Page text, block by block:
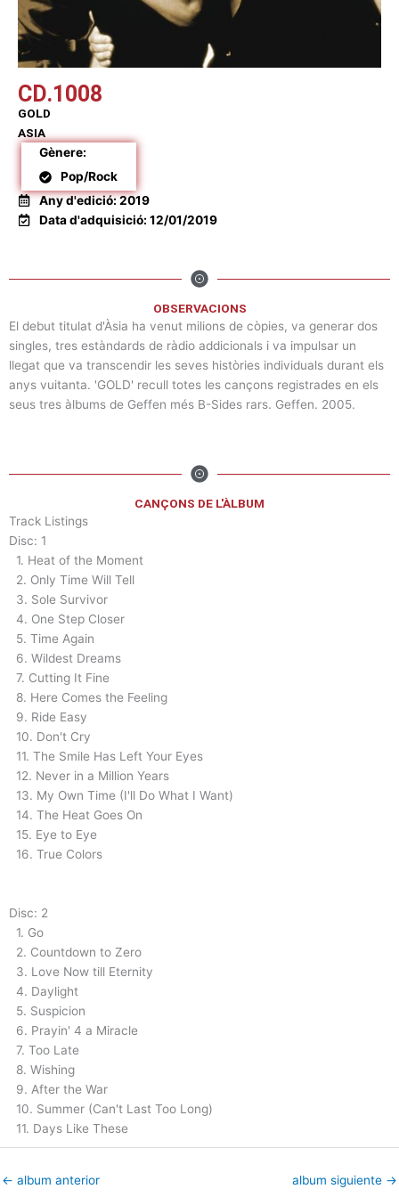
CD.1008
GOLD
ASIA
Gènere:
Pop/Rock
Any d'edició: 2019
Data d'adquisició: 12/01/2019
OBSERVACIONS
El debut titulat d'Àsia ha venut milions de còpies, va generar dos
singles, tres estàndards de ràdio addicionals i va impulsar un
llegat que va transcendir les seves històries individuals durant els
anys vuitanta. 'GOLD' recull totes les cançons registrades en els
seus tres àlbums de Geffen més B-Sides rars. Geffen. 2005.
CANÇONS DE L'ÀLBUM
Track Listings
Disc: 1
1. Heat of the Moment
2. Only Time Will Tell
3. Sole Survivor
4. One Step Closer
5. Time Again
6. Wildest Dreams
7. Cutting It Fine
8. Here Comes the Feeling
9. Ride Easy
10. Don't Cry
11. The Smile Has Left Your Eyes
12. Never in a Million Years
13. My Own Time (I'll Do What I Want)
14. The Heat Goes On
15. Eye to Eye
16. True Colors
Disc: 2
1. Go
2. Countdown to Zero
3. Love Now till Eternity
4. Daylight
5. Suspicion
6. Prayin' 4 a Miracle
7. Too Late
8. Wishing
9. After the War
10. Summer (Can't Last Too Long)
11. Days Like These
← album anterior album siguiente →